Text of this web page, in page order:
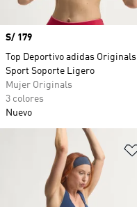
Precio
S/ 179
Top Deportivo adidas Originals
Sport Soporte Ligero
Mujer Originals
3 colores
Nuevo